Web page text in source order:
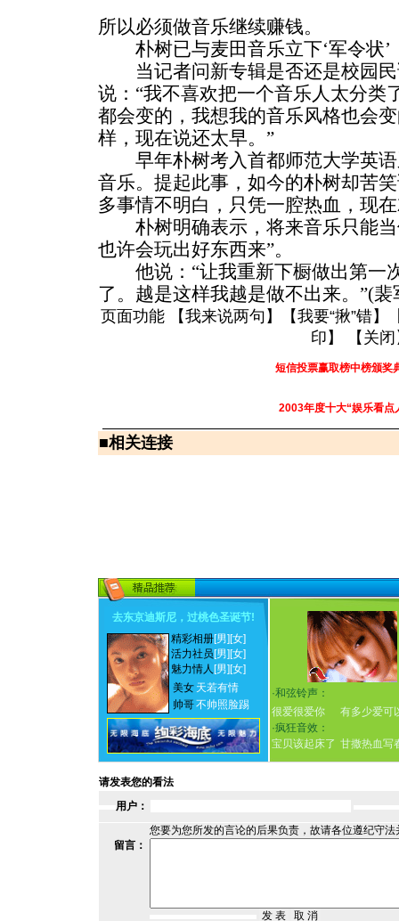
所以必须做音乐继续赚钱。
朴树已与麦田音乐立下‘军令状’
当记者问新专辑是否还是校园民
说：“我不喜欢把一个音乐人太分类
都会变的，我想我的音乐风格也会
样，现在说还太早。”
早年朴树考入首都师范大学英语
音乐。提起此事，如今的朴树却苦
多事情不明白，只凭一腔热血，现
朴树明确表示，将来音乐只能当
也许会玩出好东西来”。
他说：“让我重新下橱做出第一
了。越是这样我越是做不出来。”(裴
页面功能 【我来说两句 】【我要“揪”错】
印 】 【 关闭
短信投票赢取榜中榜颁奖
2003年度十大“娱乐看点
■相关连接
去东京迪斯尼，过桃色圣诞节!
精彩相册[男] [女]
活力社员 [男] [女]
魅力情人 [男] [女]
美女 天若有情
帅哥不帅照脸踢
·和弦铃声：
很爱很爱你
有多少爱可
·疯狂音效：
宝贝该起床了 甘撒热血写
请发表您的看法
用户：
您要为您所发的言论的后果负责，故请各位遵纪守
留言：